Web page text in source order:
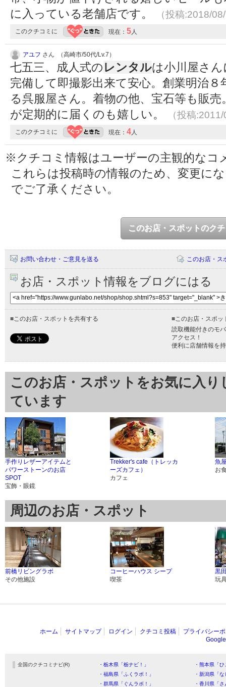
に入っている老舗店です。
（投稿:2018/
このクチコミに 現在： 5人
アユフ さん （高崎市/50代/Lv.7）
七五三、成人式のレンタルは小川屋さ
完備して即撮影出来て安心。創業明治
る呉服屋さん。着物の他、宝石等も販
が定期的に届くのも嬉しい。
（投稿
このクチコミに 現在： 4人
※クチコミ情報はユーザーの主観的なコ
これらは投稿時の情報のため、変更に
でご了承ください。
このお店・スポットのク
お問い合わせ・ご意見を送る このお店・ス
お店・スポット情報をブログにはる
■このお店・スポットを共有する ■このお店・スポッ
読取機能付きのモ
アクセス！
便利に店舗情報を
このお店・スポットをお気に入
ています
手作りレザーアイテムと
パワーストーンのお店
SPOT
宝飾・眼鏡
Trekker's cafe（トレッカ
ーズカフェ）
カフェ
魚
お
周辺のお店・スポット
前橋リビングラボ
その他施設
コーヒーハウス シープ
喫茶
黒
玩
ホーム サイトマップ ログイン クチコミ投稿
プライバシー
全国のクチコミナビ(R) ・栃木県「栃ナビ！」
・熊本県「
・福島県「ふくラボ！」
・新潟県「
・群馬県「ぐんラボ！」
・香川県「